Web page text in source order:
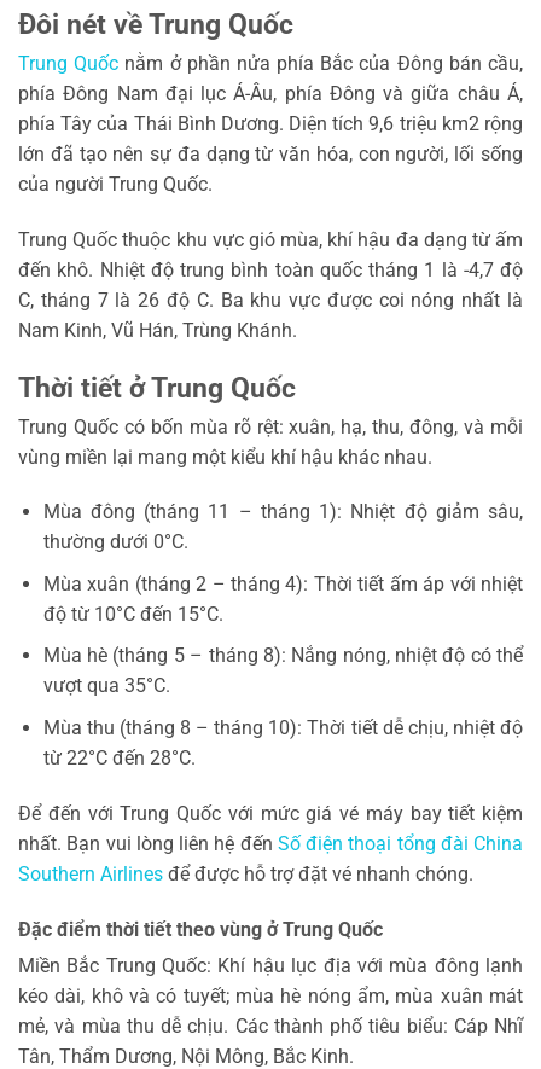
Đôi nét về Trung Quốc
Trung Quốc nằm ở phần nửa phía Bắc của Đông bán cầu,
phía Đông Nam đại lục Á-Âu, phía Đông và giữa châu Á,
phía Tây của Thái Bình Dương. Diện tích 9,6 triệu km2 rộng
lớn đã tạo nên sự đa dạng từ văn hóa, con người, lối sống
của người Trung Quốc.
Trung Quốc thuộc khu vực gió mùa, khí hậu đa dạng từ ấm
đến khô. Nhiệt độ trung bình toàn quốc tháng 1 là -4,7 độ
C, tháng 7 là 26 độ C. Ba khu vực được coi nóng nhất là
Nam Kinh, Vũ Hán, Trùng Khánh.
Thời tiết ở Trung Quốc
Trung Quốc có bốn mùa rõ rệt: xuân, hạ, thu, đông, và mỗi
vùng miền lại mang một kiểu khí hậu khác nhau.
Mùa đông (tháng 11 – tháng 1): Nhiệt độ giảm sâu,
thường dưới 0°C.
Mùa xuân (tháng 2 – tháng 4): Thời tiết ấm áp với nhiệt
độ từ 10°C đến 15°C.
Mùa hè (tháng 5 – tháng 8): Nắng nóng, nhiệt độ có thể
vượt qua 35°C.
Mùa thu (tháng 8 – tháng 10): Thời tiết dễ chịu, nhiệt độ
từ 22°C đến 28°C.
Để đến với Trung Quốc với mức giá vé máy bay tiết kiệm
nhất. Bạn vui lòng liên hệ đến Số điện thoại tổng đài China
Southern Airlines để được hỗ trợ đặt vé nhanh chóng.
Đặc điểm thời tiết theo vùng ở Trung Quốc
Miền Bắc Trung Quốc: Khí hậu lục địa với mùa đông lạnh
kéo dài, khô và có tuyết; mùa hè nóng ẩm, mùa xuân mát
mẻ, và mùa thu dễ chịu. Các thành phố tiêu biểu: Cáp Nhĩ
Tân, Thẩm Dương, Nội Mông, Bắc Kinh.